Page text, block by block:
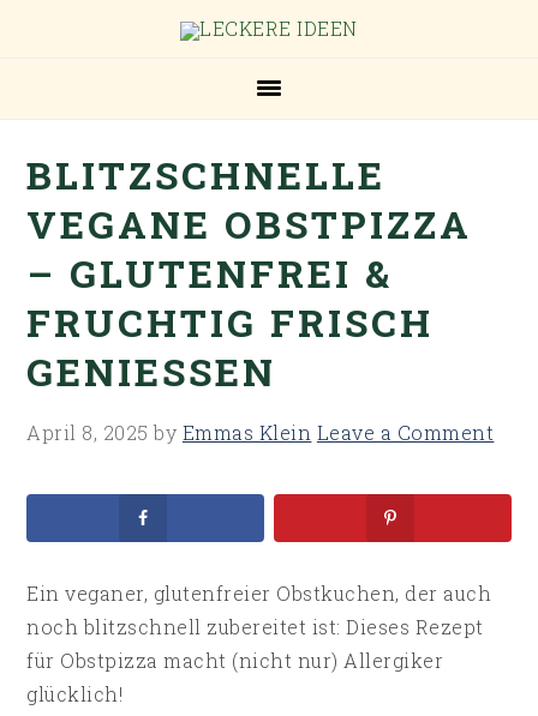
navigation
content
sidebar
BLITZSCHNELLE
VEGANE OBSTPIZZA
– GLUTENFREI &
FRUCHTIG FRISCH
GENIESSEN
April 8, 2025 by Emmas Klein Leave a Comment
Ein veganer, glutenfreier Obstkuchen, der auch
noch blitzschnell zubereitet ist: Dieses Rezept
für Obstpizza macht (nicht nur) Allergiker
glücklich!